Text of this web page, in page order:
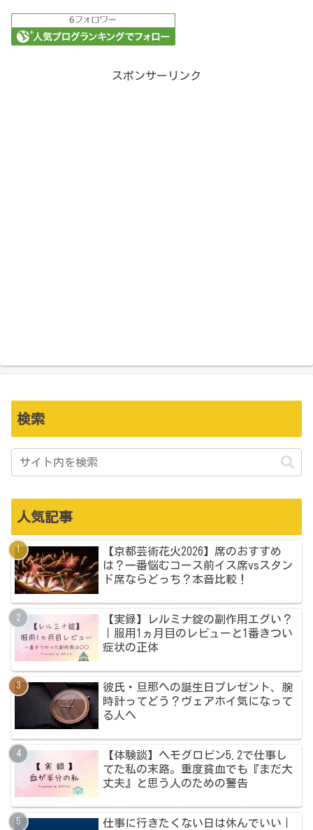
スポンサーリンク
検索
人気記事
【京都芸術花火2026】席のおすすめ
は？一番悩むコース前イス席vsスタン
ド席ならどっち？本音比較！
【実録】レルミナ錠の副作用エグい？
｜服用1ヵ月目のレビューと1番きつい
症状の正体
彼氏・旦那への誕生日プレゼント、腕
時計ってどう？ヴェアホイ気になって
る人へ
【体験談】ヘモグロビン5.2で仕事し
てた私の末路。重度貧血でも『まだ大
丈夫』と思う人のための警告
仕事に行きたくない日は休んでいい｜